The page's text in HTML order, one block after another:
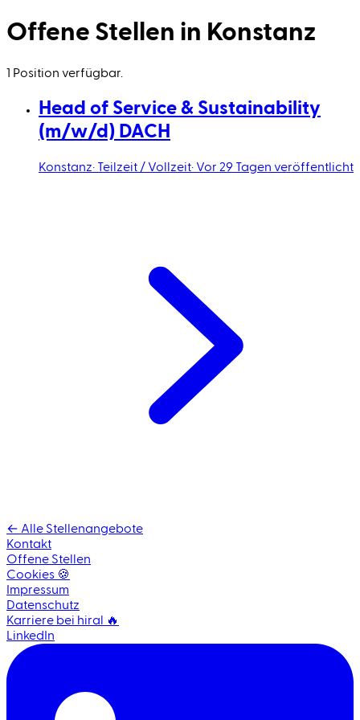
Offene Stellen in Konstanz
1 Position verfügbar.
Head of Service & Sustainability
(m/w/d) DACH
Konstanz· Teilzeit / Vollzeit· Vor 29 Tagen veröffentlicht
← Alle Stellenangebote
Kontakt
Offene Stellen
Cookies 🍪
Impressum
Datenschutz
Karriere bei hiral 🔥
LinkedIn